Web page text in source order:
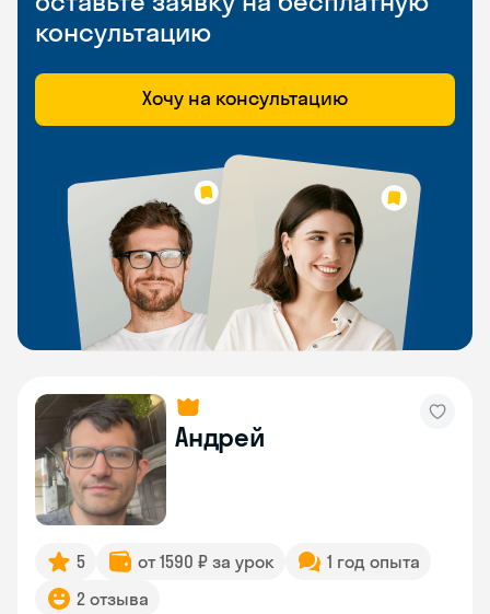
консультацию
Хочу на консультацию
Андрей
5 от 1590 ₽ за урок
1 год опыта
2 отзыва